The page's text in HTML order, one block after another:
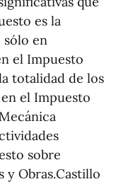
es la
en
el Impuesto
totalidad de los
el Impuesto
sobre
y Obras.Castillo